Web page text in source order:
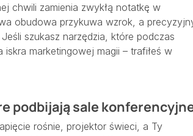
chwili zamienia zwykłą notatkę w
obudowa przykuwa wzrok, a
szukasz narzędzia, które podczas
iskra marketingowej magii – trafiłeś w
podbijają sale
rośnie, projektor świeci, a Ty